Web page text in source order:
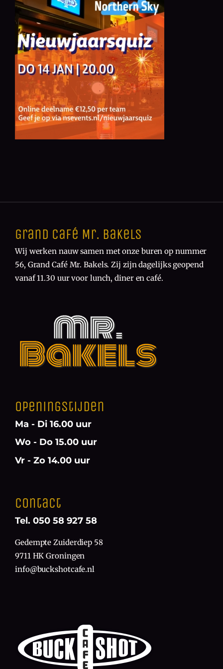
Grand Café Mr. Bakels
Wij werken nauw samen met onze buren op nummer
56, Grand Café Mr. Bakels. Zij zijn dagelijks geopend
vanaf 11.30 uur voor lunch, diner en café.
Openingstijden
Ma - Di 16.00 uur
Wo - Do 15.00 uur
Vr - Zo 14.00 uur
Contact
Tel. 050 58 927 58
Gedempte Zuiderdiep 58
9711 HK Groningen
info@buckshotcafe.nl